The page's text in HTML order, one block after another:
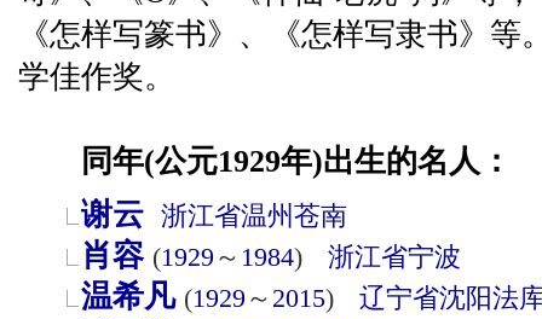
《怎样写篆书》、《怎样写隶书》
学佳作奖。
同年(公元1929年)出生的名人：
谢云 浙江省温州 苍南
肖容 (1929 ～ 1984) 浙江省宁波
温希凡 (1929 ～ 2015) 辽宁省沈阳法